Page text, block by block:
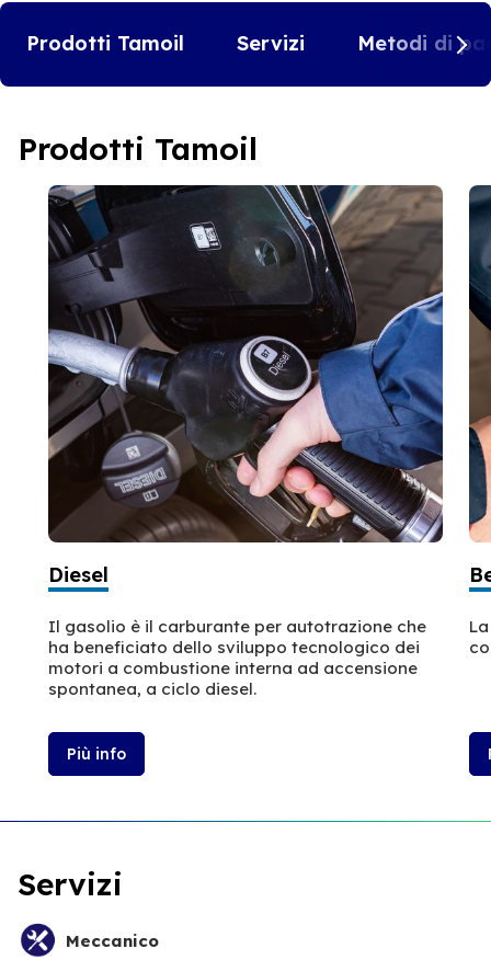
Prodotti Tamoil Servizi Metodi di
Prodotti Tamoil
Diesel
Il gasolio è il carburante per autotrazione che
ha beneficiato dello sviluppo tecnologico dei
motori a combustione interna ad accensione
spontanea, a ciclo diesel.
Più info
Servizi
Meccanico